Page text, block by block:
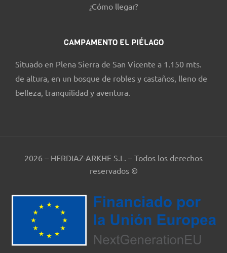
¿Cómo llegar?
CAMPAMENTO EL PIÉLAGO
Situado en Plena Sierra de San Vicente a 1.150 mts.
de altura, en un bosque de robles y castaños, lleno de
belleza, tranquilidad y aventura.
2026 – HERDIAZ-ARKHE S.L. – Todos los derechos
reservados ©